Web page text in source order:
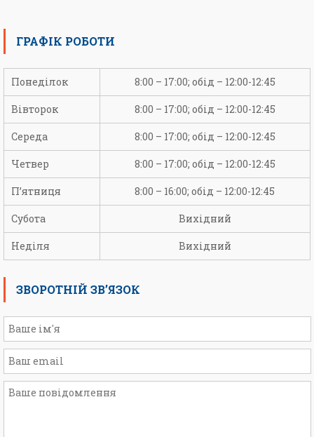
ГРАФІК РОБОТИ
Понеділок 8:00 – 17:00; обід – 12:00-12:45
Вівторок 8:00 – 17:00; обід – 12:00-12:45
Середа 8:00 – 17:00; обід – 12:00-12:45
Четвер 8:00 – 17:00; обід – 12:00-12:45
П’ятниця 8:00 – 16:00; обід – 12:00-12:45
Субота Вихідний
Неділя Вихідний
ЗВОРОТНІЙ ЗВ’ЯЗОК